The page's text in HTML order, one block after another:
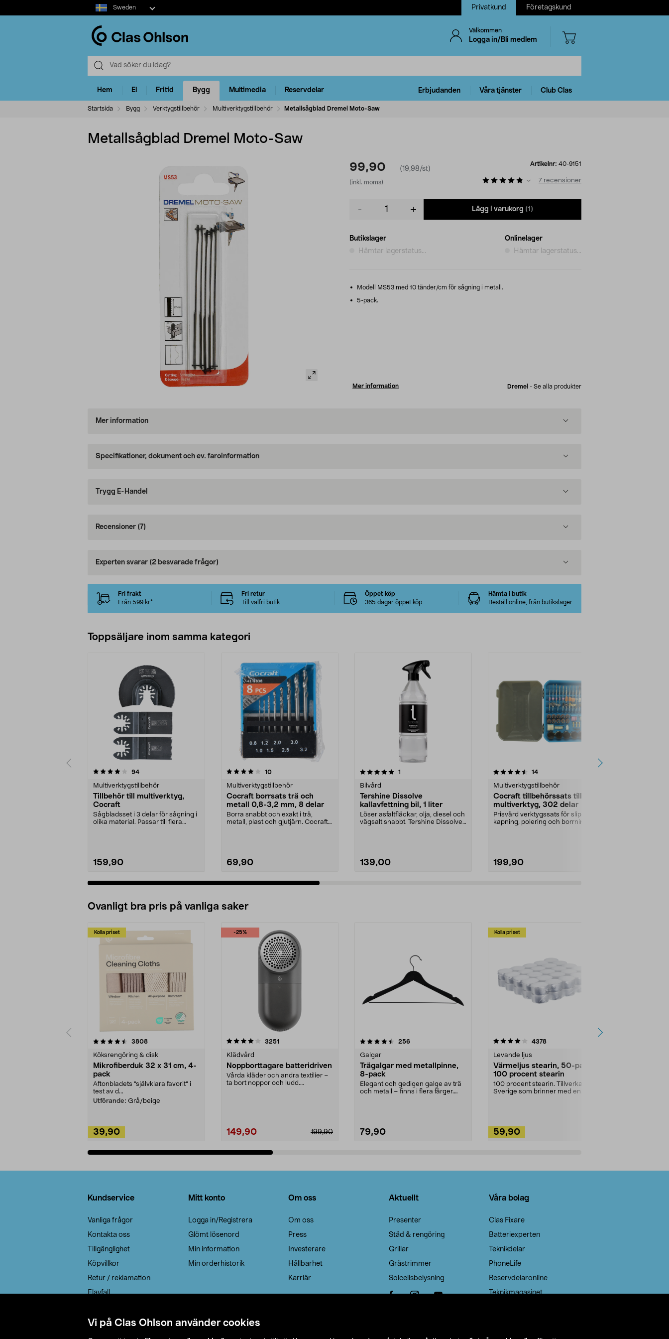
Vi på Clas Ohlson använder cookies
Select
market
Sweden Privatkund Företagskund
Välkommen
Logga in/Bli medlem
Hem El Fritid Bygg Multimedia Reservdelar Erbjudanden Våra tjänster Club Clas
Startsida Bygg Verktygstillbehör Multiverktygstillbehör Metallsågblad Dremel Moto-Saw
Metallsågblad Dremel Moto-Saw
99,90 (19,98/st)
(inkl. moms)
Artikelnr: 40-9151
7 recensioner
Lägg i varukorg (1)
Butikslager
Hämtar lagerstatus...
Onlinelager
Hämtar lagerstatus...
Modell MS53 med 10 tänder/cm för sågning i metall.
5-pack.
Mer information Dremel - Se alla produkter
Mer information
Specifikationer, dokument och ev. faroinformation
Trygg E-Handel
Recensioner (7)
Experten svarar (2 besvarade frågor)
Fri frakt
Från 599 kr*
Fri retur
Till valfri butik
Öppet köp
365 dagar öppet köp
Hämta i butik
Beställ online, från butikslager
Toppsäljare inom samma kategori
94recensioner
Multiverktygstillbehör
Tillbehör till multiverktyg,
Cocraft
Sågbladsset i 3 delar för sågning i
olika material. Passar till flera
159,90
4.0 av 5 stjärnor 10recensioner
Multiverktygstillbehör
Cocraft borrsats trä och
metall 0,8-3,2 mm, 8 delar
Borra snabbt och exakt i trä,
metall, plast och gjutjärn. Cocraft
69,90
5.0 av 5 stjärnor 1
Bilvård
Tershine Dissolve
kallavfettning bil, 1 liter
Löser asfaltfläckar, olja, diesel och
vägsalt snabbt. Tershine Dissolve
139,00
4.5 av 5 stjärnor 14recensioner
Multiverktygstillbehör
Cocraft tillbehörssats till
multiverktyg, 302 delar
Prisvärd verktygssats för slipning,
kapning, polering och borrning.
199,90
5.0 av 5 stjärnor
Ovanligt bra pris på vanliga saker
Kolla priset
3808recensioner
Köksrengöring & disk
Mikrofiberduk 32 x 31 cm, 4-
pack
Aftonbladets "självklara favorit” i
test av d...
Utförande: Grå/beige
39,90
-25%
4.0av 5 stjärnor 3251
Klädvård
Noppborttagare batteridriven
Vårda kläder och andra textilier –
ta bort noppor och ludd.
199,90
149,90
4.5av 5 stjärnor 256recensioner
Galgar
Trägalgar med metallpinne,
8-pack
Elegant och gedigen galge av trä
och metall – finns i flera färger.
79,90
Kolla priset
4.0av 5 stjärnor 4378recensioner
Levande ljus
Värmeljus stearin, 50-pack,
100 procent stearin
100 procent stearin. Tillverkade i
Sverige som brinner med en
59,90
4.5av 5 stjärnor
Kundservice
Vanliga frågor
Kontakta oss
Tillgänglighet
Köpvillkor
Retur / reklamation
Elavfall
Leveransalternativ
Mitt konto
Logga in/Registrera
Glömt lösenord
Min information
Min orderhistorik
Om oss
Om oss
Press
Investerare
Hållbarhet
Karriär
Aktuellt
Presenter
Städ & rengöring
Grillar
Grästrimmer
Solcellsbelysning
Våra bolag
Clas Fixare
Batteriexperten
Teknikdelar
PhoneLife
Reservdelaronline
Teknikmagasinet